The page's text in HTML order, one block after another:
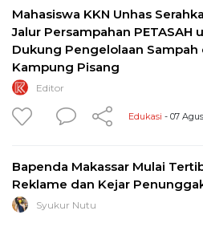
Mahasiswa KKN Unhas
Jalur Persampahan PETASAH
Dukung Pengelolaan Sampah
Kampung Pisang
Editor
Edukasi - 07
Bapenda Makassar Mulai
Reklame dan Kejar
Syukur Nutu